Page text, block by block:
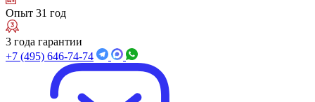
Опыт 31 год
3 года гарантии
+7 (495) 646-74-74